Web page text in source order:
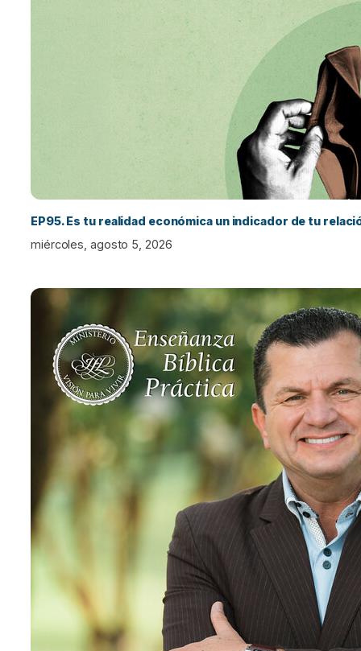
EP95. Es tu realidad económica un indicador de tu
miércoles, agosto 5, 2026